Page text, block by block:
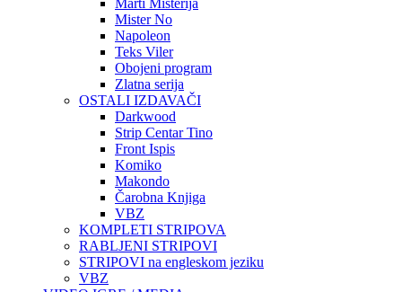
Marti Misterija
Mister No
Napoleon
Teks Viler
Obojeni program
Zlatna serija
OSTALI IZDAVAČI
Darkwood
Strip Centar Tino
Front Ispis
Komiko
Makondo
Čarobna Knjiga
VBZ
KOMPLETI STRIPOVA
RABLJENI STRIPOVI
STRIPOVI na engleskom jeziku
VBZ